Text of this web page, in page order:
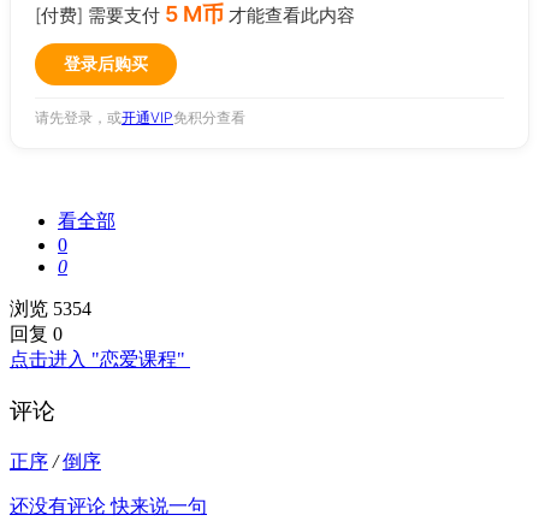
[付费] 需要支付 5 M币 才能查看此内容
登录后购买
请先登录，或开通VIP免积分查看
看全部
0
0
浏览 5354
回复 0
点击进入 "恋爱课程"
评论
正序 / 倒序
还没有评论 快来说一句